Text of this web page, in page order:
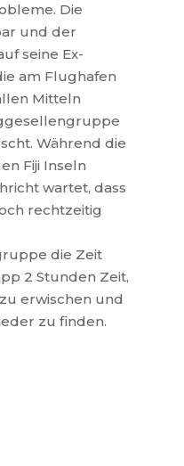
Die
und der
seine Ex-
am Flughafen
Mitteln
Während die
Fiji Inseln
wartet, dass
rechtzeitig
die Zeit
2 Stunden Zeit,
erwischen und
zu finden.